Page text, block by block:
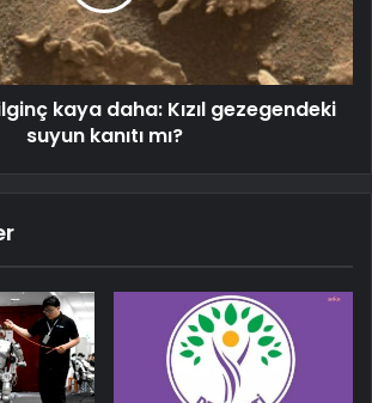
kaya daha: Kızıl gezegendeki
suyun kanıtı mı?